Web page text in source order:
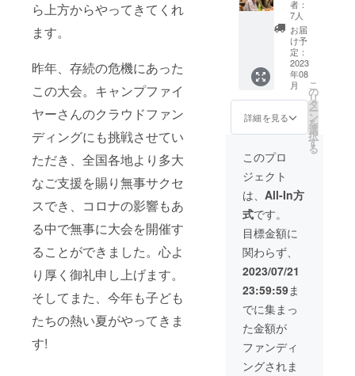
ら上方からやってきてくれ
ます。
昨年、存続の危機にあった
この大会。キャンプファイ
ヤーさんのクラウドファン
ディングにも挑戦させてい
ただき、全国各地より多大
なご支援を賜り無事サクセ
スでき、コロナの影響もあ
る中で無事に大会を開催す
ることができました。心よ
り厚く御礼申し上げます。
そしてまた、今年も子ども
たちの熱い夏がやってきま
す!
イズ
(約)
90㎝
× 32㎝
・デザ
イン
文字、
絵入り
・カ
ラー展
ラー1種
ラー展開 白、
桂文太
師匠)か
らの、
支援者
さまの
お名前
を呼び
かけて
のお礼
の動画
メッ
セージ
を限定
URLに
てお送
りしま
す。ま
た、実
行委員
会から
のお礼
の手書
きメッ
セージ
をお送
りしま
す。 ※
どちら
の落語
者：
7人
お届
け予
定：
2023
年08
月
詳細を見る
こ
の
リ
タ
ー
ン
を
選
択
す
る
このプロ
ジェクト
は、 All-In方
式です。
目標金額に
関わらず、
2023/07/21
23:59:59ま
でに集まっ
た金額が
ファンディ
ングされま